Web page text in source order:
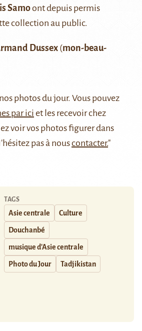
Samoont depuis permis
collection au public.
Dussex (mon-beau-
photos du jour. Vous pouvez
par ici et les recevoir chez
voir vos photos figurer dans
pas à nouscontacter."
TAGS
Asie centrale Culture
Douchanbé
musique d'Asie centrale
Photo du Jour Tadjikistan